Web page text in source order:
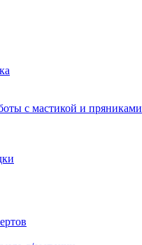
с мастикой и пряниками